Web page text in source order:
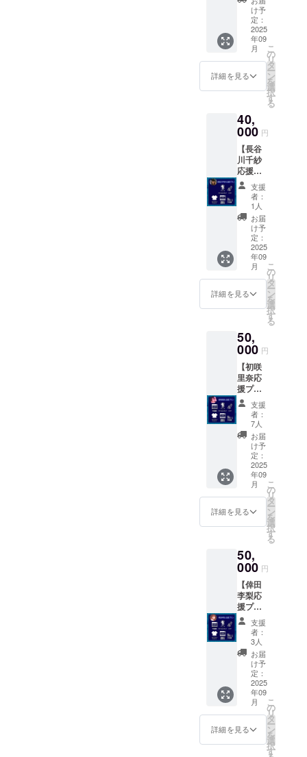
ロード
可）
数が10
人様未
満の場
合は、
上映会
いて立
食パー
名様以
上の場
合はお
店に移
動して
の食事
会とな
りま
す）ご
支援者
が都合
により
参加で
きない
場合
成作品
の動画
限定1ヶ
月、ダ
ウン
ロード
不可）
の視聴
権とメ
イン
キャス
トの
メッ
セージ
入りス
チー
ル、監
ぶ面白
グッズ
けしま
す。 ・
お礼動
画DL配
信（期
間限定1
年、ダ
ウン
ロード
可）
月程
度・ダ
ウン
ロード
不可）
・お礼
動画DL
年、ダ
ウン
ロード
可）
ます・
サイン
の希望
を備考
欄にお
書きく
ださ
※何らか
でサイ
ンがお
入れで
きない
キャス
トがい
る場合
があり
ます。
その場
合はご
相談さ
せてい
ただき
ます。
・お礼
動画DL
年、ダ
ウン
ロード
可）
踊り子
さん役
のアク
リルス
タンド
フル
セット
（初咲
里奈、
梨、範
田
紗々、
長谷川
千紗、
範田
紗々と
石田夏
希、倒
れてい
る山村
茜、運
ばれる
山村茜
（前田
ばっ
こー・
も写っ
てい
る）寝
ている
小林麻
祐子
計8種）
・メイ
キング
完全版
の配信
（期間
限定1ヶ
月程
度・ダ
ウン
ロード
定の
「はな
まる劇
場のい
ちばん
長い
日」長
編版の
配信
（期間
限定1ヶ
月程
度・ダ
ウン
ロード
・お礼
動画DL
け予
定：
2025
年09
月
詳細を見る
こ
の
リ
タ
ー
ン
を
選
択
す
る
40,
000 円
【長谷
川千紗
応援プ
ラン】
・長谷
川千紗
のアク
リルス
タンド1
点 ・長
谷川千
紗の撮
影時の
サイン
入り
チェキ
は選べ
ませ
ん） ・
オリジ
ナルT
シャツ
（ver2
） ・特
製パン
フ
（ver2
） 増
ページ
16p ・
メイキ
ング完
全版の
月程
度・ダ
ウン
ロード
不可）
・来年
完成予
定の
「はな
まる劇
場のい
ちばん
長い
日」長
編版の
配信
（期間
限定1ヶ
支援
者：
1人
お届
け予
定：
2025
年09
月
詳細を見る
こ
の
リ
タ
ー
ン
を
選
択
す
る
50,
000 円
【初咲
里奈応
援プラ
ン】 ・
初咲里
奈のダ
ンス
シーン
特別編
集ムー
ビー配
信（期
間限定1
年、ダ
ウン
ロード
※「ダン
スを
もっと
見た
い」と
いう方
へ向け
た本編
とは違
う編集
の動画
・初咲
里奈の
アクリ
ルスタ
ンド1点
・初咲
支援
者：
7人
お届
け予
定：
2025
年09
月
詳細を見る
こ
の
リ
タ
ー
ン
を
選
択
す
る
50,
000 円
【倖田
李梨応
援プラ
ン】 ・
倖田李
梨のダ
ンス
シーン
特別編
集ムー
ビー配
信（期
間限定1
年、ダ
ウン
ロード
支援
者：
3人
お届
け予
定：
2025
年09
月
詳細を見る
こ
の
リ
タ
ー
ン
を
選
択
す